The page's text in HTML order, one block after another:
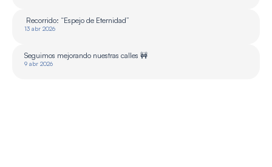
Recorrido: “Espejo de Eternidad”
13 abr 2026
Seguimos mejorando nuestras calles 🚧
9 abr 2026